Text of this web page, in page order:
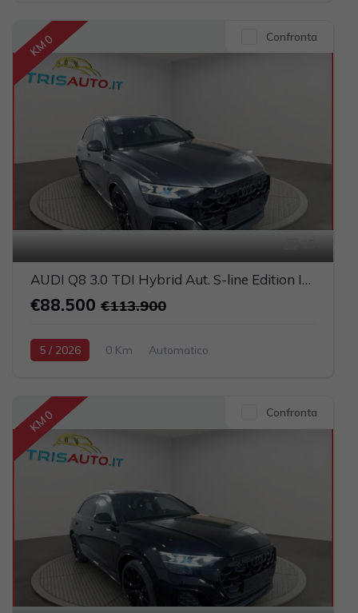
2995cc 470CV / 346KW
KM 0 Confronta
AUDI Q8 3.0 TDI Hybrid Aut. S-line Edition IVATA (TETTO PANORAMICO APRIBILE)
€88.500 €113.900
5 / 2026 0 Km
Automatico
2967cc 286CV / 210KW
KM 0 Confronta